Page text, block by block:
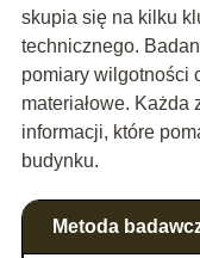
skupia się na kilku
technicznego.
pomiary wilgotności
materiałowe. Każda
informacji, które
budynku.
Metoda